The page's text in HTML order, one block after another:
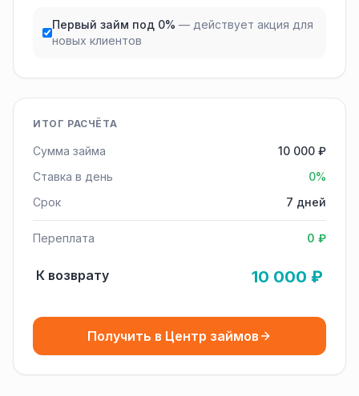
Первый займ под 0% — действует акция для
новых клиентов
ИТОГ РАСЧЁТА
Сумма займа
10 000 ₽
Ставка в день
0%
Срок
7 дней
Переплата 0 ₽
К возврату 10 000 ₽
Получить в Центр займов